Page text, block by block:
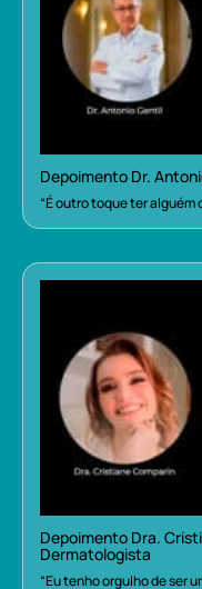
Depoimento Dr.
“É outro toque ter alguém
Depoimento Dra.
Dermatologista
“Eu tenho orgulho de ser